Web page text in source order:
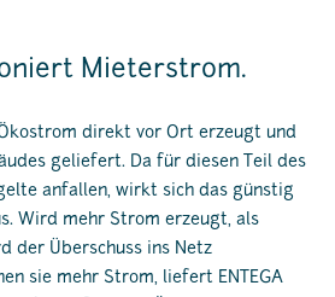
Mieterstrom.
direkt vor Ort erzeugt und
geliefert. Da für diesen Teil des
anfallen, wirkt sich das günstig
Wird mehr Strom erzeugt, als
der Überschuss ins Netz
sie mehr Strom, liefert ENTEGA